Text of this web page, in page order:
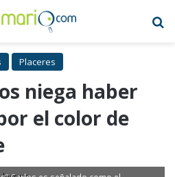
Placeres
niega haber
el color de